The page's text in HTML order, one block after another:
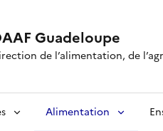
Guadeloupe
de l’alimentation, de
Alimentation